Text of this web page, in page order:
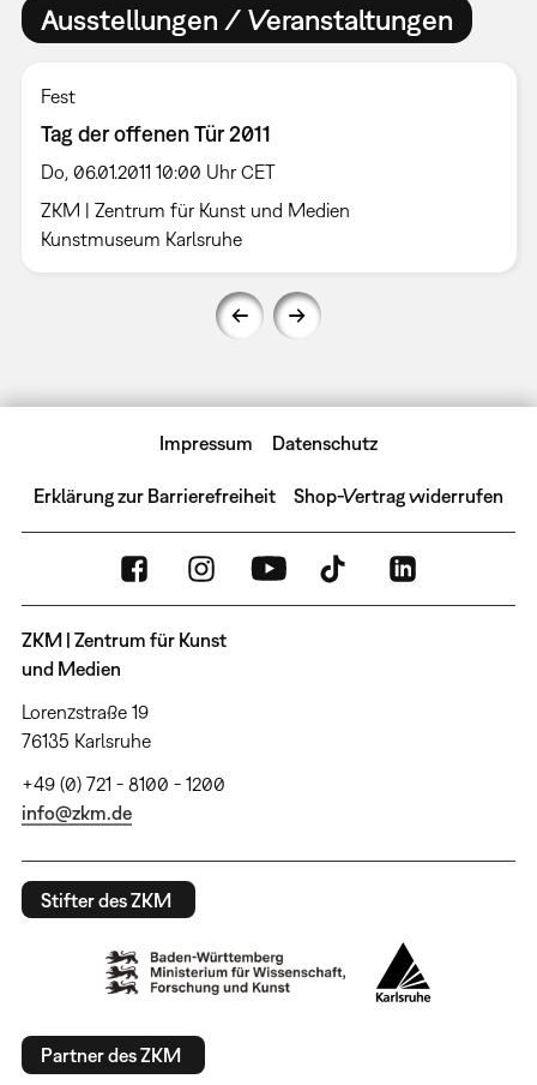
Ausstellungen / Veranstaltungen
Fest
Tag der offenen Tür 2011
Do, 06.01.2011 10:00 Uhr CET
ZKM | Zentrum für Kunst und Medien
Kunstmuseum Karlsruhe
Impressum Datenschutz
Erklärung zur Barrierefreiheit Shop-Vertrag widerrufen
ZKM | Zentrum für Kunst
und Medien
Lorenzstraße 19
76135 Karlsruhe
+49 (0) 721 - 8100 - 1200
info@zkm.de
Stifter des ZKM
Partner des ZKM